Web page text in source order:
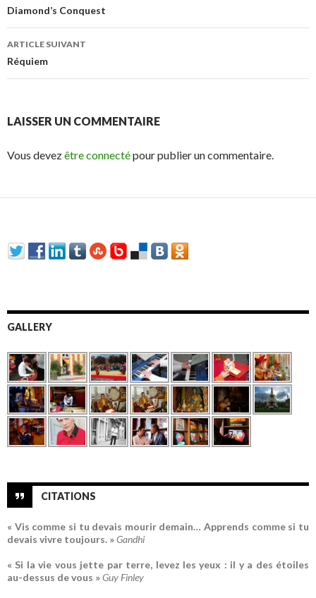
Navigation de l’article
Diamond’s Conquest
ARTICLE SUIVANT
Réquiem
LAISSER UN COMMENTAIRE
Vous devezêtre connectépour publier un commentaire.
GALLERY
CITATIONS
« Vis comme si tu devais mourir demain… Apprends comme si tu
devais vivre toujours. »Gandhi
« Si la vie vous jette par terre, levez les yeux : il y a des étoiles
au-dessus de vous »Guy Finley